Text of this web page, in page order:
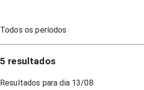
Todos os períodos
5 resultados
Resultados para dia 13/08